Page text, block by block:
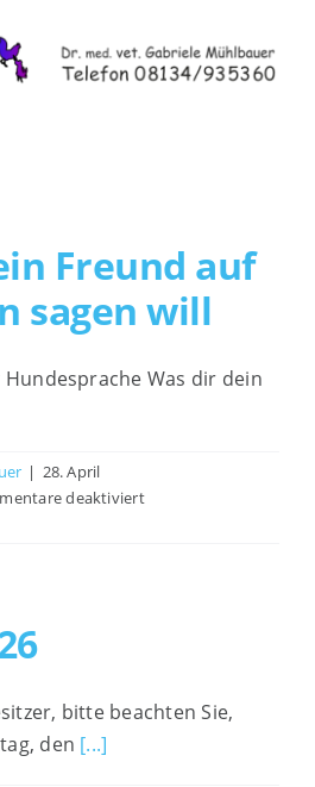
Freund auf
sagen will
Was dir dein
| 28. April
deaktiviertfür
sagen
bitte beachten Sie,
den [...]